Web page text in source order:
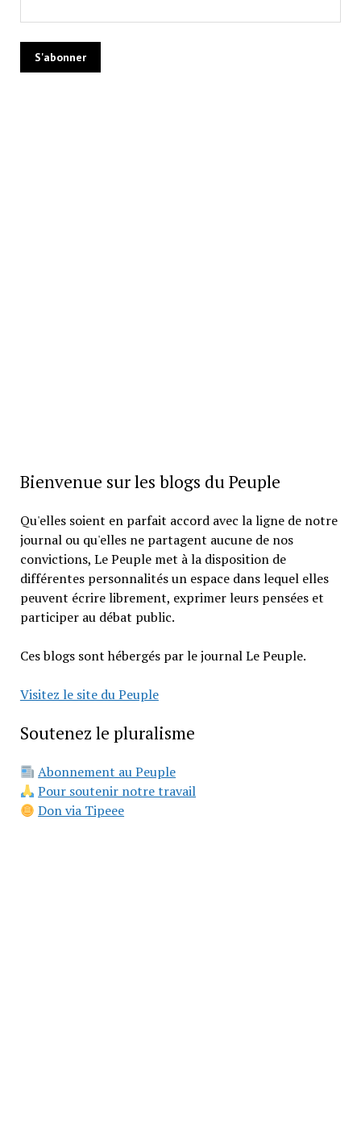
Bienvenue sur les blogs du Peuple
Qu'elles soient en parfait accord avec la ligne de notre
journal ou qu'elles ne partagent aucune de nos
convictions, Le Peuple met à la disposition de
différentes personnalités un espace dans lequel elles
peuvent écrire librement, exprimer leurs pensées et
participer au débat public.
Ces blogs sont hébergés par le journal Le Peuple.
Visitez le site du Peuple
Soutenez le pluralisme
Abonnement au Peuple
Pour soutenir notre travail
Don via Tipeee